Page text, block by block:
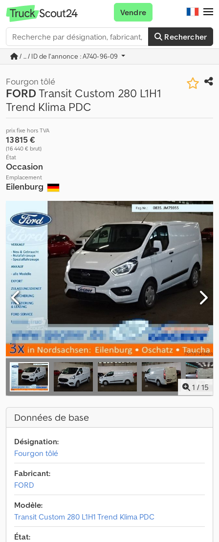
Rechercher
Vendre
/ ... / ID de l'annonce : A740-96-09
Fourgon tôlé
FORDTransit Custom 280 L1H1
Trend Klima PDC
prix fixe hors TVA
13 815 €
(16 440 € brut)
État
Occasion
Emplacement
Eilenburg
1 / 15
Données de base
Désignation:
Fourgon tôlé
Fabricant:
FORD
Modèle:
Transit Custom 280 L1H1 Trend Klima PDC
État: